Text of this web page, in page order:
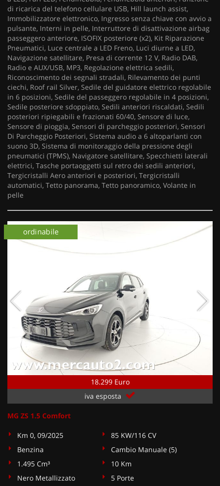
di ricarica del telefono cellulare USB, Hill launch assist,
Immobilizzatore elettronico, Ingresso senza chiave con avvio a
pulsante, Interni in pelle, Interruttore di disattivazione airbag
passeggero anteriore, ISOFIX posteriore (x2), Kit Riparazione
Pneumatici, Luce centrale a LED Freno, Luci diurne a LED,
Navigazione satellitare, Presa di corrente 12 V, Radio DAB,
Radio e AUX/USB, MP3, Regolazione elettrica sedili,
Riconoscimento dei segnali stradali, Rilevamento dei punti
ciechi, Roof rail Silver, Sedile del guidatore elettrico regolabile
in 6 posizioni, Sedile del passeggero regolabile in 4 posizioni,
Sedile posteriore sdoppiato, Sedili anteriori riscaldati, Sedili
posteriori ripiegabili e frazionati 60/40, Sensore di luce,
Sensore di pioggia, Sensori di parcheggio posteriori, Sensori
Di Parcheggio Posteriori, Sistema audio a 6 altoparlanti con
suono 3D, Sistema di monitoraggio della pressione degli
pneumatici (TPMS), Navigatore satellitare, Specchietti laterali
elettrici, Tasche portaoggetti sul retro dei sedili anteriori,
Tergicristalli Aero anteriori e posteriori, Tergicristalli
automatici, Tetto panorama, Tetto panoramico, Volante in
pelle
18.299 Euro
iva esposta
km 0 km 0
MG ZS 1.5 Comfort
Km 0, 09/2025
85 KW/116 CV
Benzina
Cambio Manuale (5)
1.495 Cm³
10 Km
Nero Metallizzato
5 Porte